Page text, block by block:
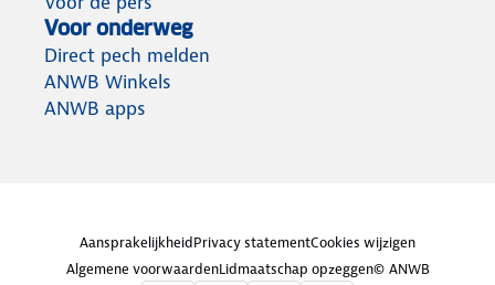
Voor onderweg
Direct pech melden
ANWB Winkels
ANWB apps
AansprakelijkheidPrivacy statementCookies wijzigen
Algemene voorwaardenLidmaatschap opzeggen© ANWB